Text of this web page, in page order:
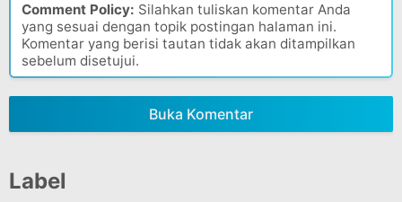
Comment Policy: Silahkan tuliskan komentar Anda
yang sesuai dengan topik postingan halaman ini.
Komentar yang berisi tautan tidak akan ditampilkan
sebelum disetujui.
Buka Komentar
Label